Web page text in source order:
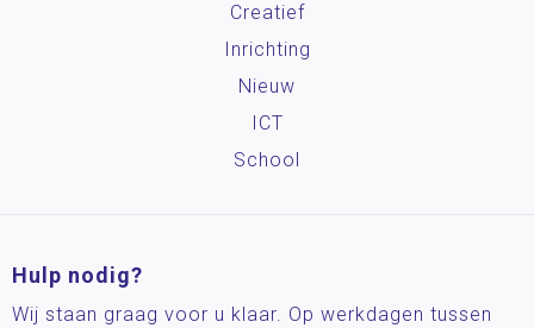
Creatief
Inrichting
Nieuw
ICT
School
Hulp nodig?
Wij staan graag voor u klaar. Op werkdagen tussen